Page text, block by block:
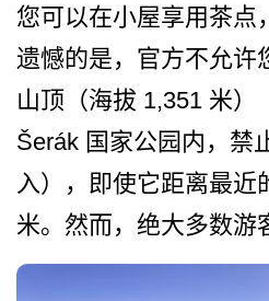
您可以在小屋享用茶点
遗憾的是，官方不允许
山顶（海拔 1,351 米）
Šerák 国家公园内，禁
入），即使它距离最近
米。­然而，绝大多数游